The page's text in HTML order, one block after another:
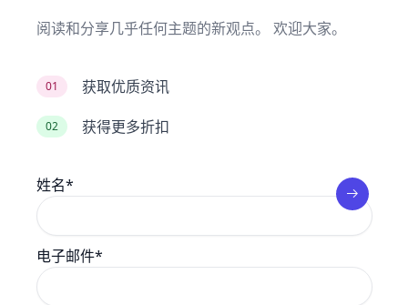
阅读和分享几乎任何主题的新观点。 欢迎大家。
01 获取优质资讯
02 获得更多折扣
姓名*
电子邮件*